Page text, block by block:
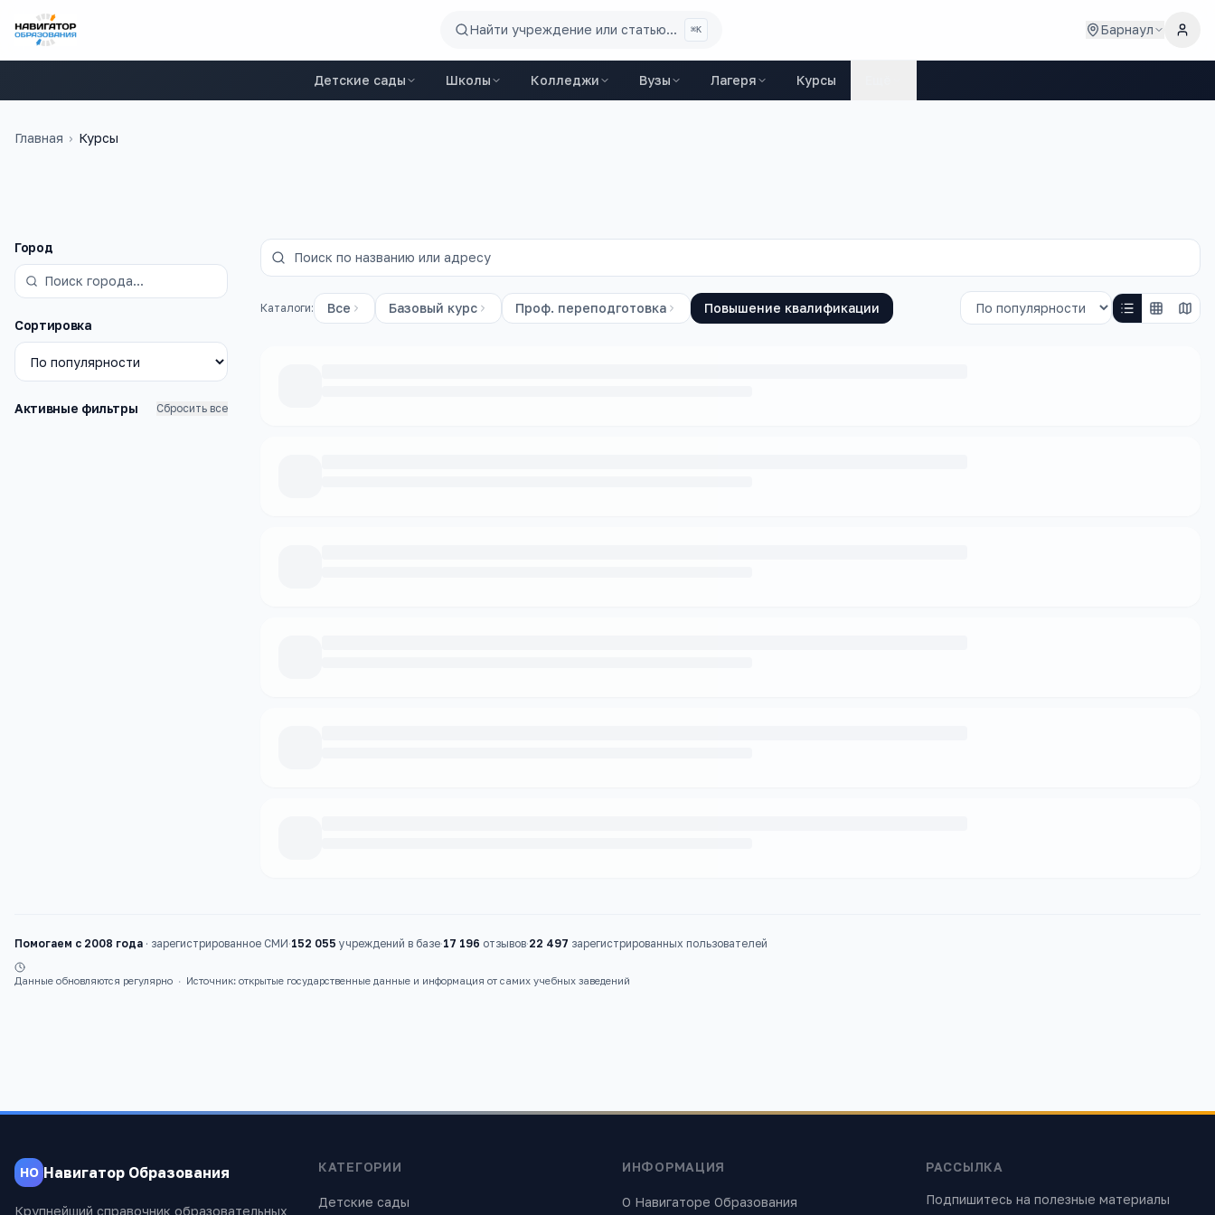
Найти учреждение или статью... ⌘K Барнаул
Детские сады Школы Колледжи Вузы Лагеря Курсы
Главная › Курсы
Фильтры
Город
Сортировка
Активные фильтры Сбросить все
Каталоги: Все Базовый курс Проф. переподготовка Повышение квалификации
Помогаем с 2008 года · зарегистрированное СМИ·152 055 учреждений в базе·17 196 отзывов·22 497 зарегистрированных пользователей
Данные обновляются регулярно · Источник: открытые государственные данные и информация от самих учебных заведений
НО Навигатор Образования
Крупнейший справочник образовательных
КАТЕГОРИИ
Детские сады
ИНФОРМАЦИЯ
О Навигаторе Образования
РАССЫЛКА
Подпишитесь на полезные материалы